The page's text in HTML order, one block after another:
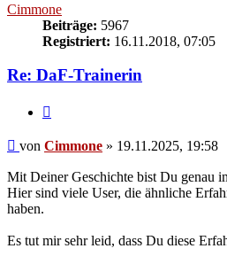
Cimmone
Beiträge: 5967
Registriert: 16.11.2018, 07:05
Re: DaF-Trainerin
Beitrag
von Cimmone » 19.11.2025, 19:58
Mit Deiner Geschichte bist Du genau
Hier sind viele User, die ähnliche
haben.
Es tut mir sehr leid, dass Du diese